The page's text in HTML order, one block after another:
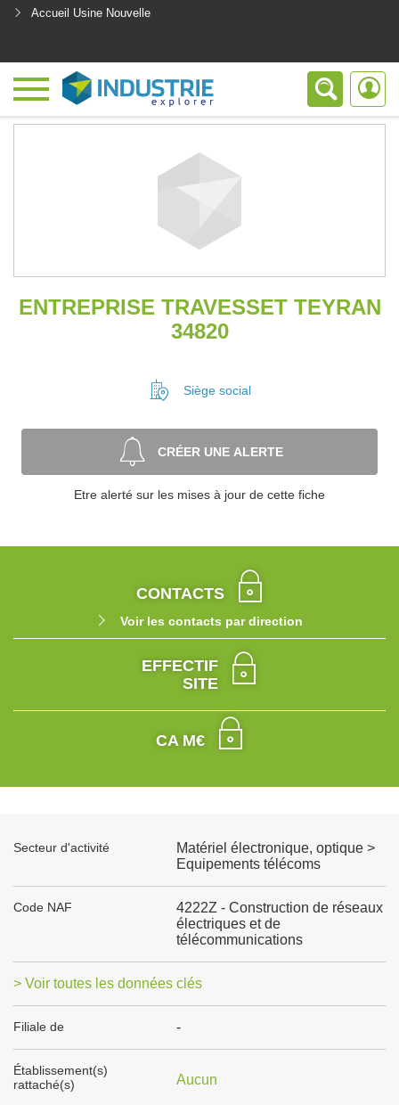
Accueil Usine Nouvelle
ENTREPRISE TRAVESSET TEYRAN
34820
Siège social
CRÉER UNE ALERTE
Etre alerté sur les mises à jour de cette fiche
CONTACTS
Voir les contacts par direction
EFFECTIF
SITE
CA M€
Secteur d'activité
Matériel électronique, optique >
Equipements télécoms
Code NAF
4222Z - Construction de réseaux
électriques et de
télécommunications
> Voir toutes les données clés
Filiale de -
Établissement(s)
rattaché(s)
Aucun